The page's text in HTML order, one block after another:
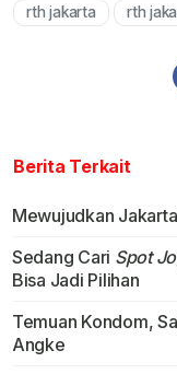
rth jakarta rth
Berita Terkait
Mewujudkan
Sedang Cari Spot
Bisa Jadi Pilihan
Temuan Kondom,
Angke